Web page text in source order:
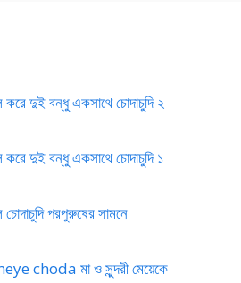
দুই বন্ধু একসাথে চোদাচুদি ২
দুই বন্ধু একসাথে চোদাচুদি ১
চোদাচুদি পরপুরুষের সামনে
choda মা ও সুন্দরী মেয়েকে